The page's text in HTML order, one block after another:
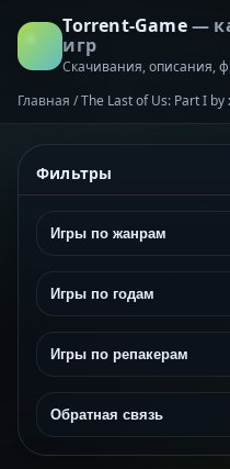
Torrent-Game—
игр
Скачивания, описания,
Главная /The Last of Us: Part I
Фильтры
Игры по жанрам
Игры по годам
Игры по репакерам
Обратная связь